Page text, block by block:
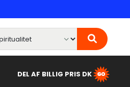
DEL AF BILLIG PRIS DK